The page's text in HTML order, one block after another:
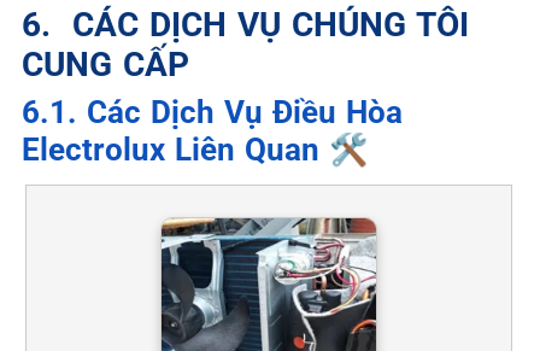
6. ️ CÁC DỊCH VỤ CHÚNG TÔI
CUNG CẤP
6.1. Các Dịch Vụ Điều Hòa
Electrolux Liên Quan 🛠️